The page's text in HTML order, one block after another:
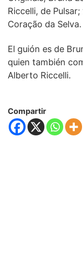
Riccelli, de
Coração da Selva.
El guión es de
quien también
Alberto Riccelli.
Compartir